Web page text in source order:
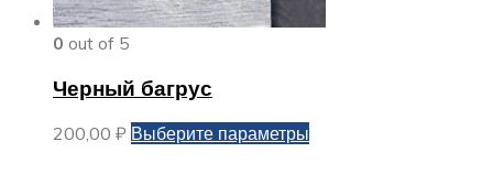
0 out of 5
Черный багрус
200,00 ₽ Выберите параметры